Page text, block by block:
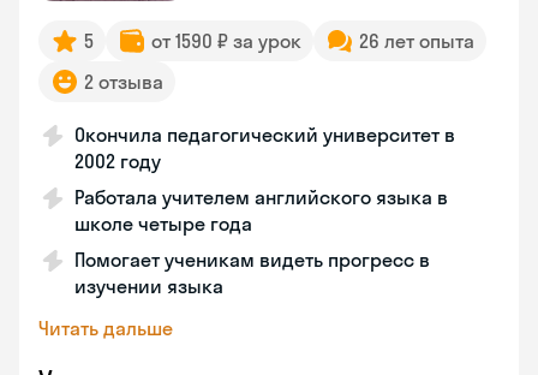
5 от 1590 ₽ за урок
26 лет опыта
2 отзыва
Окончила педагогический университет в
2002 году
Работала учителем английского языка в
школе четыре года
Помогает ученикам видеть прогресс в
изучении языка
Читать дальше